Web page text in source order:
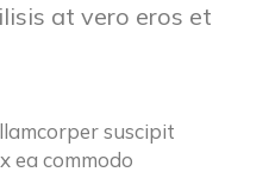
at vero eros et
suscipit
ea commodo